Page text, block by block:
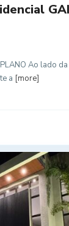
Ao lado
a [more]